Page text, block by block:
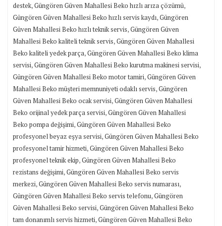
destek,Güngören Güven Mahallesi Beko hızlı arıza çözümü,
Güngören Güven Mahallesi Beko hızlı servis kaydı,Güngören
Güven Mahallesi Beko hızlı teknik servis,Güngören Güven
Mahallesi Beko kaliteli teknik servis,Güngören Güven Mahallesi
Beko kaliteli yedek parça,Güngören Güven Mahallesi Beko klima
servisi,Güngören Güven Mahallesi Beko kurutma makinesi servisi,
Güngören Güven Mahallesi Beko motor tamiri,Güngören Güven
Mahallesi Beko müşteri memnuniyeti odaklı servis,Güngören
Güven Mahallesi Beko ocak servisi,Güngören Güven Mahallesi
Beko orijinal yedek parça servisi,Güngören Güven Mahallesi
Beko pompa değişimi,Güngören Güven Mahallesi Beko
profesyonel beyaz eşya servisi,Güngören Güven Mahallesi Beko
profesyonel tamir hizmeti,Güngören Güven Mahallesi Beko
profesyonel teknik ekip,Güngören Güven Mahallesi Beko
rezistans değişimi,Güngören Güven Mahallesi Beko servis
merkezi,Güngören Güven Mahallesi Beko servis numarası,
Güngören Güven Mahallesi Beko servis telefonu,Güngören
Güven Mahallesi Beko servisi,Güngören Güven Mahallesi Beko
tam donanımlı servis hizmeti,Güngören Güven Mahallesi Beko